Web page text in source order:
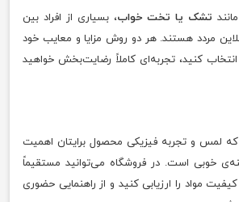
تشک یا تخت خواب، بسیاری از افراد بین
مردد هستند. هر دو روش مزایا و معایب خود
انتخاب کنید، تجربه‌ای کاملاً رضایت‌بخش خواهید
که لمس و تجربه فیزیکی محصول برایتان اهمیت
خوبی است. در فروشگاه می‌توانید مستقیماً
مواد را ارزیابی کنید و از راهنمایی حضوری